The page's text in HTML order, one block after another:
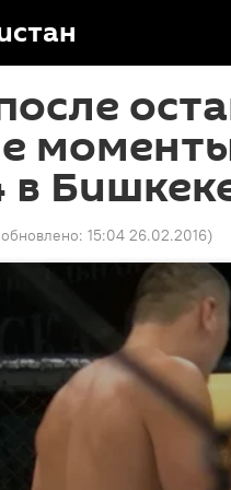
в
15:04 26.02.2016)